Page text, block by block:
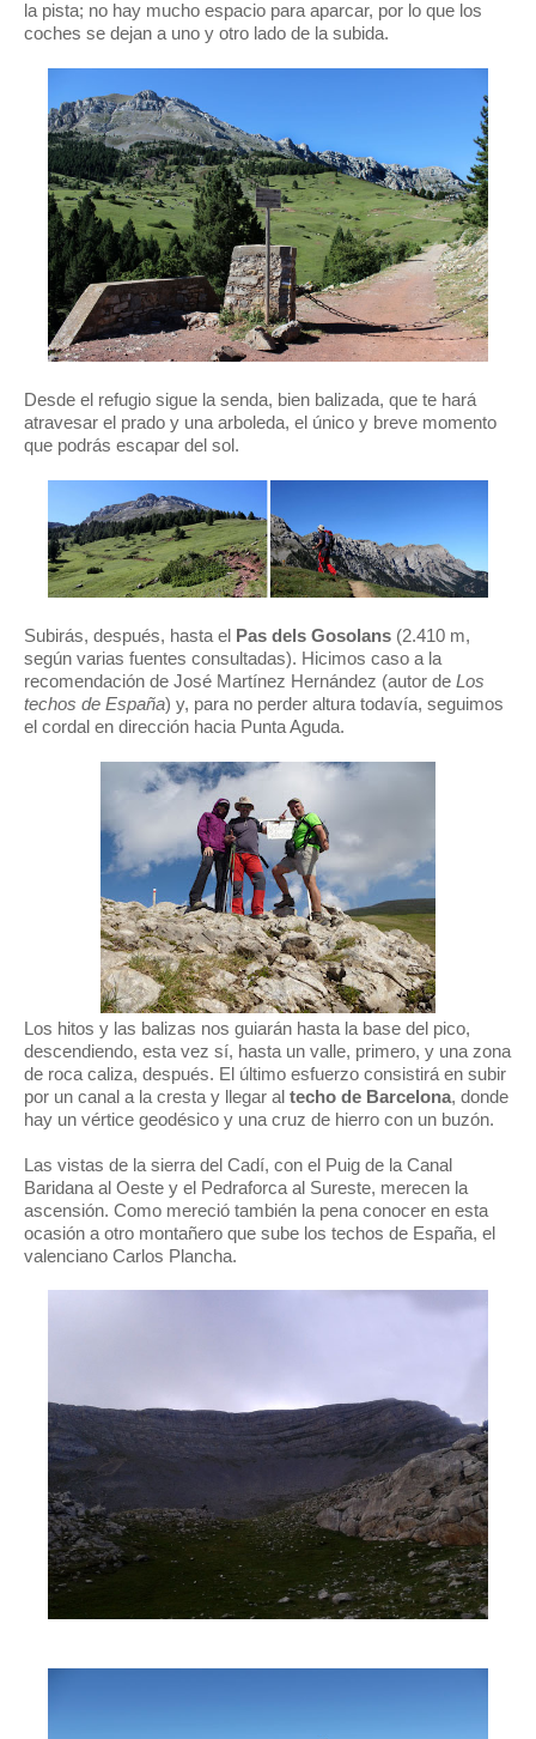
la pista; no hay mucho espacio para aparcar, por lo que los
coches se dejan a uno y otro lado de la subida.
Desde el refugio sigue la senda, bien balizada, que te hará
atravesar el prado y una arboleda, el único y breve momento
que podrás escapar del sol.
Subirás, después, hasta el Pas dels Gosolans (2.410 m,
según varias fuentes consultadas). Hicimos caso a la
recomendación de José Martínez Hernández (autor de Los
techos de España) y, para no perder altura todavía, seguimos
el cordal en dirección hacia Punta Aguda.
Los hitos y las balizas nos guiarán hasta la base del pico,
descendiendo, esta vez sí, hasta un valle, primero, y una zona
de roca caliza, después. El último esfuerzo consistirá en subir
por un canal a la cresta y llegar al techo de Barcelona, donde
hay un vértice geodésico y una cruz de hierro con un buzón.
Las vistas de la sierra del Cadí, con el Puig de la Canal
Baridana al Oeste y el Pedraforca al Sureste, merecen la
ascensión. Como mereció también la pena conocer en esta
ocasión a otro montañero que sube los techos de España, el
valenciano Carlos Plancha.